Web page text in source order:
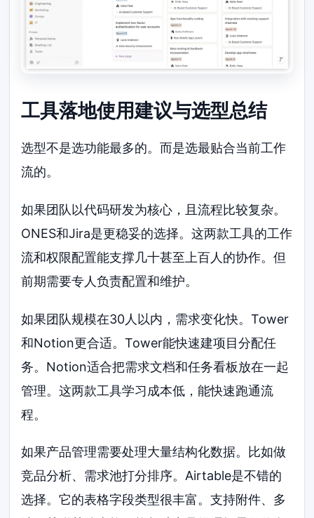
工具落地使用建议与选型总结
选型不是选功能最多的。而是选最贴合当前工作
流的。
如果团队以代码研发为核心，且流程比较复杂。
ONES和Jira是更稳妥的选择。这两款工具的工作
流和权限配置能支撑几十甚至上百人的协作。但
前期需要专人负责配置和维护。
如果团队规模在30人以内，需求变化快。Tower
和Notion更合适。Tower能快速建项目分配任
务。Notion适合把需求文档和任务看板放在一起
管理。这两款工具学习成本低，能快速跑通流
程。
如果产品管理需要处理大量结构化数据。比如做
竞品分析、需求池打分排序。Airtable是不错的
选择。它的表格字段类型很丰富。支持附件、多